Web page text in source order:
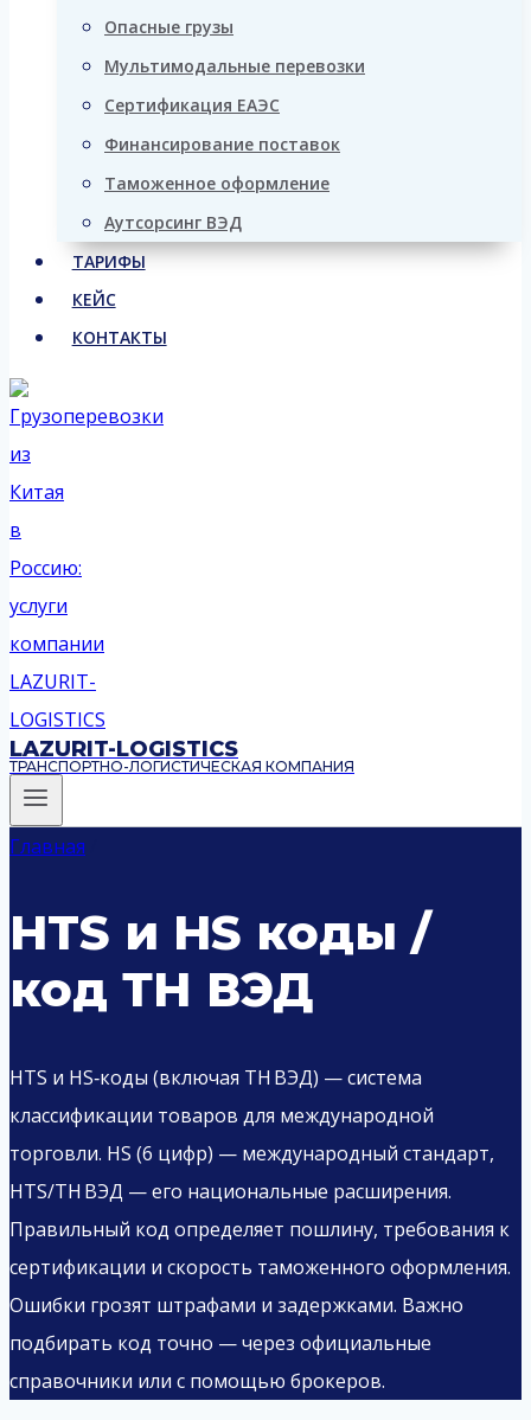
Опасные грузы
Мультимодальные перевозки
Сертификация ЕАЭС
Финансирование поставок
Таможенное оформление
Аутсорсинг ВЭД
ТАРИФЫ
КЕЙС
КОНТАКТЫ
LAZURIT-LOGISTICS
ТРАНСПОРТНО-ЛОГИСТИЧЕСКАЯ КОМПАНИЯ
Главная
HTS и HS коды /
код ТН ВЭД
HTS и HS‑коды (включая ТН ВЭД) — система
классификации товаров для международной
торговли. HS (6 цифр) — международный стандарт,
HTS/ТН ВЭД — его национальные расширения.
Правильный код определяет пошлину, требования к
сертификации и скорость таможенного оформления.
Ошибки грозят штрафами и задержками. Важно
подбирать код точно — через официальные
справочники или с помощью брокеров.